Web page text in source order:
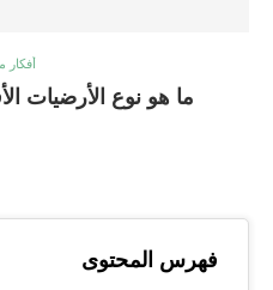
أفكار
ما هو نوع الأرضيات
فهرس المحتوى